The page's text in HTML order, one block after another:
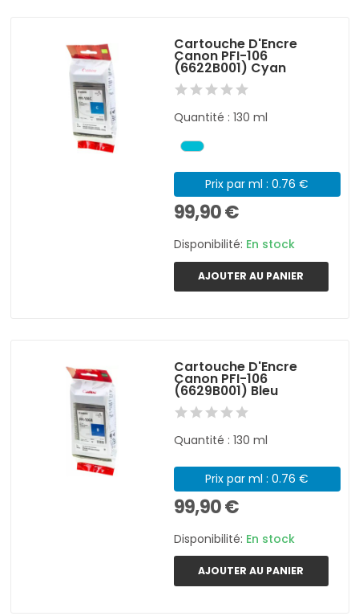
Cartouche D'Encre
Canon PFI-106
(6622B001) Cyan
Quantité : 130 ml
Prix par ml : 0.76 €
99,90 €
Disponibilité: En stock
AJOUTER AU PANIER
Cartouche D'Encre
Canon PFI-106
(6629B001) Bleu
Quantité : 130 ml
Prix par ml : 0.76 €
99,90 €
Disponibilité: En stock
AJOUTER AU PANIER